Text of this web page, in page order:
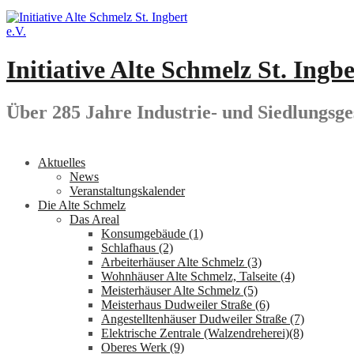
Springe
zum
Inhalt
Initiative Alte Schmelz St.
Über 285 Jahre Industrie- und
Aktuelles
News
Veranstaltungskalender
Die Alte Schmelz
Das Areal
Konsumgebäude (1)
Schlafhaus (2)
Arbeiterhäuser Alte Schmelz (3)
Wohnhäuser Alte Schmelz, Talseite (4)
Meisterhäuser Alte Schmelz (5)
Meisterhaus Dudweiler Straße (6)
Angestelltenhäuser Dudweiler Straße (7)
Elektrische Zentrale (Walzendreherei)(8)
Oberes Werk (9)